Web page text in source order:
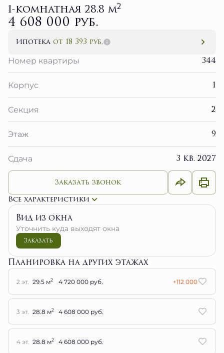
1-комнатная 28.8 м2
4 608 000 руб.
Ипотека от 18 393 руб.
Номер квартиры
344
Корпус 1
Секция 2
Этаж 9
Сдача 3 кв. 2027
Заказать звонок
Все характеристики
Вид из окна
Уточнить куда выходят окна
Заказать
Планировка на других этажах
2 эт. 29.5 м2 4 720 000 руб. +112 000
3 эт. 28.8 м2 4 608 000 руб.
4 эт. 28.8 м2 4 608 000 руб.